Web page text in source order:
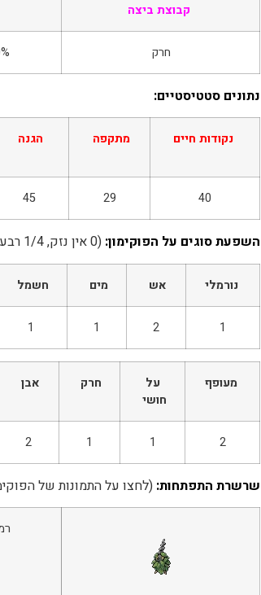
קבוצת ביצה
חרק 50%
נתונים סטטיסטיים:
נקודות חיים מתקפה הגנה
40
29
45
השפעת סוגים על הפוקימון: (0 אין נזק, 1/4 רבע נזק, 1/2 חצי נזק, 1 נזק רגיל, 2 נזק כפול, 4 נזק מרובע)
נורמלי אש מים חשמל
1
2
1
1
מעופף
על
חושי
חרק אבן
2
1
1
2
שרשרת התפתחות: (לחצו על התמונות של
רמה